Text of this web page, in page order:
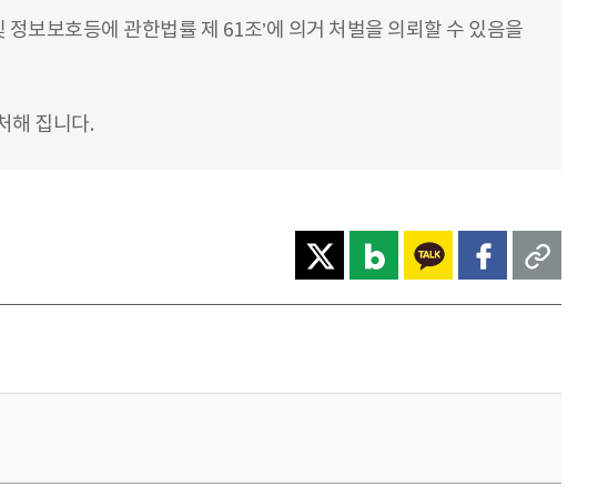
보보호등에 관한법률 제 61조’에 의거 처벌을 의뢰할 수 있음을
해 집니다.